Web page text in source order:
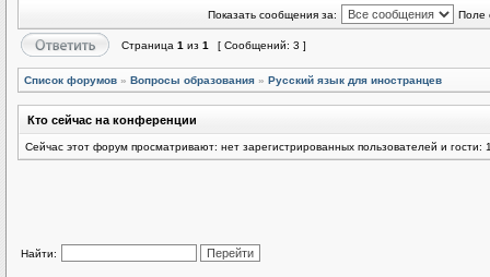
Показать сообщения за: Поле
Страница 1 из 1 [ Сообщений: 3 ]
Список форумов » Вопросы образования » Русский язык для иностранцев
Кто сейчас на конференции
Сейчас этот форум просматривают: нет зарегистрированных пользователей и гости:
Найти: